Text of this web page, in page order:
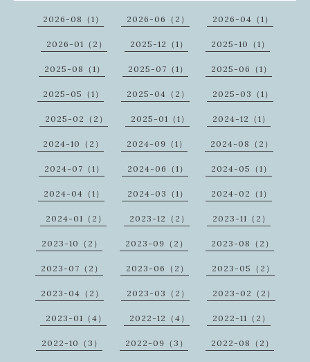
2026-08（1） 2026-06（2） 2026-04（1）
2026-01（2） 2025-12（1） 2025-10（1）
2025-08（1） 2025-07（1） 2025-06（1）
2025-05（1） 2025-04（2） 2025-03（1）
2025-02（2） 2025-01（1） 2024-12（1）
2024-10（2） 2024-09（1） 2024-08（2）
2024-07（1） 2024-06（1） 2024-05（1）
2024-04（1） 2024-03（1） 2024-02（1）
2024-01（2） 2023-12（2） 2023-11（2）
2023-10（2） 2023-09（2） 2023-08（2）
2023-07（2） 2023-06（2） 2023-05（2）
2023-04（2） 2023-03（2） 2023-02（2）
2023-01（4） 2022-12（4） 2022-11（2）
2022-10（3） 2022-09（3） 2022-08（2）